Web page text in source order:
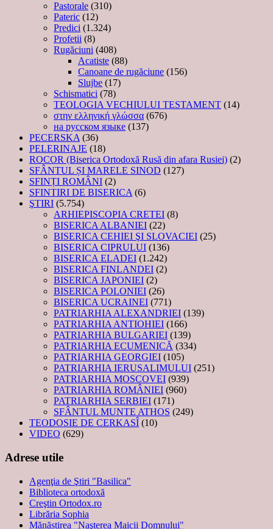
Pastorale (310)
Pateric (12)
Predici (1.324)
Profetii (8)
Rugăciuni (408)
Acatiste (88)
Canoane de rugăciune (156)
Slujbe (17)
Schismatici (78)
TEOLOGIA VECHIULUI TESTAMENT (14)
στην ελληνική γλώσσα (676)
на русском языке (137)
PECERSKA (36)
PELERINAJE (18)
ROCOR (Biserica Ortodoxă Rusă din afara Rusiei) (2)
SFÂNTUL ȘI MARELE SINOD (127)
SFINȚI ROMÂNI (2)
SFINTIRI DE BISERICA (6)
ŞTIRI (5.754)
ARHIEPISCOPIA CRETEI (8)
BISERICA ALBANIEI (22)
BISERICA CEHIEI ŞI SLOVACIEI (25)
BISERICA CIPRULUI (136)
BISERICA ELADEI (1.242)
BISERICA FINLANDEI (2)
BISERICA JAPONIEI (2)
BISERICA POLONIEI (26)
BISERICA UCRAINEI (771)
PATRIARHIA ALEXANDRIEI (139)
PATRIARHIA ANTIOHIEI (166)
PATRIARHIA BULGARIEI (139)
PATRIARHIA ECUMENICĂ (334)
PATRIARHIA GEORGIEI (105)
PATRIARHIA IERUSALIMULUI (251)
PATRIARHIA MOSCOVEI (939)
PATRIARHIA ROMÂNIEI (960)
PATRIARHIA SERBIEI (171)
SFÂNTUL MUNTE ATHOS (249)
TEODOSIE DE CERKASÎ (10)
VIDEO (629)
Adrese utile
Agenţia de Ştiri "Basilica"
Biblioteca ortodoxă
Creştin Ortodox.ro
Librăria Sophia
Mănăstirea "Naşterea Maicii Domnului"